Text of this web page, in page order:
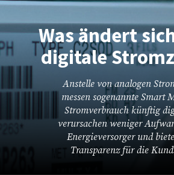
Was ändert
digitale
Anstelle von analogen
messen sogenannte Smart
Stromverbrauch künftig
verursachen weniger
Energieversorger und
Transparenz für die